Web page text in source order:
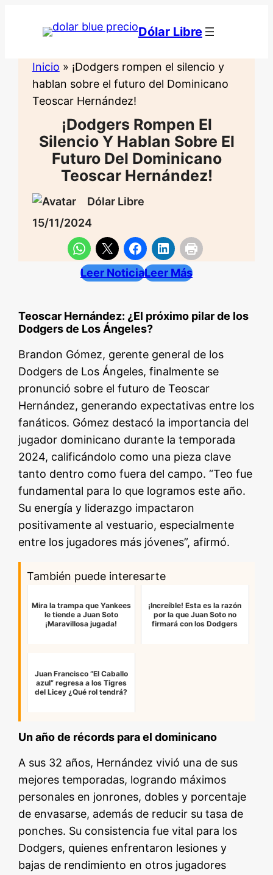
Dólar Libre
Inicio » ¡Dodgers rompen el silencio y
hablan sobre el futuro del Dominicano
Teoscar Hernández!
¡Dodgers Rompen El
Silencio Y Hablan Sobre El
Futuro Del Dominicano
Teoscar Hernández!
Dólar Libre
15/11/2024
Leer NoticiaLeer Más
Teoscar Hernández: ¿El próximo pilar de los
Dodgers de Los Ángeles?
Brandon Gómez, gerente general de los
Dodgers de Los Ángeles, finalmente se
pronunció sobre el futuro de Teoscar
Hernández, generando expectativas entre los
fanáticos. Gómez destacó la importancia del
jugador dominicano durante la temporada
2024, calificándolo como una pieza clave
tanto dentro como fuera del campo. “Teo fue
fundamental para lo que logramos este año.
Su energía y liderazgo impactaron
positivamente al vestuario, especialmente
entre los jugadores más jóvenes”, afirmó.
También puede interesarte
Mira la trampa que Yankees
le tiende a Juan Soto
¡Maravillosa jugada!
¡Increíble! Esta es la razón
por la que Juan Soto no
firmará con los Dodgers
Juan Francisco “El Caballo
azul” regresa a los Tigres
del Licey ¿Qué rol tendrá?
Un año de récords para el dominicano
A sus 32 años, Hernández vivió una de sus
mejores temporadas, logrando máximos
personales en jonrones, dobles y porcentaje
de envasarse, además de reducir su tasa de
ponches. Su consistencia fue vital para los
Dodgers, quienes enfrentaron lesiones y
bajas de rendimiento en otros jugadores